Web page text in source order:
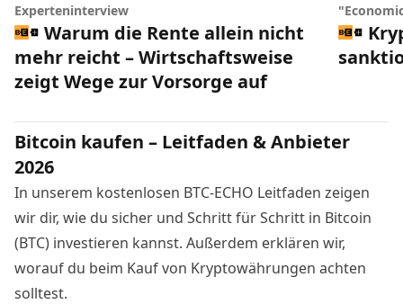
Experteninterview
Warum die Rente allein nicht
mehr reicht – Wirtschaftsweise
zeigt Wege zur Vorsorge auf
Bitcoin kaufen – Leitfaden & Anbieter
2026
In unserem kostenlosen BTC-ECHO Leitfaden zeigen
wir dir, wie du sicher und Schritt für Schritt in Bitcoin
(BTC) investieren kannst. Außerdem erklären wir,
worauf du beim Kauf von Kryptowährungen achten
solltest.